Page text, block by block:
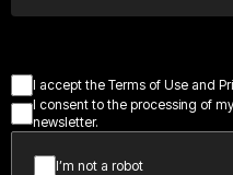
I accept the Terms of Use and
I consent to the processing of
newsletter.
I’m not a robot